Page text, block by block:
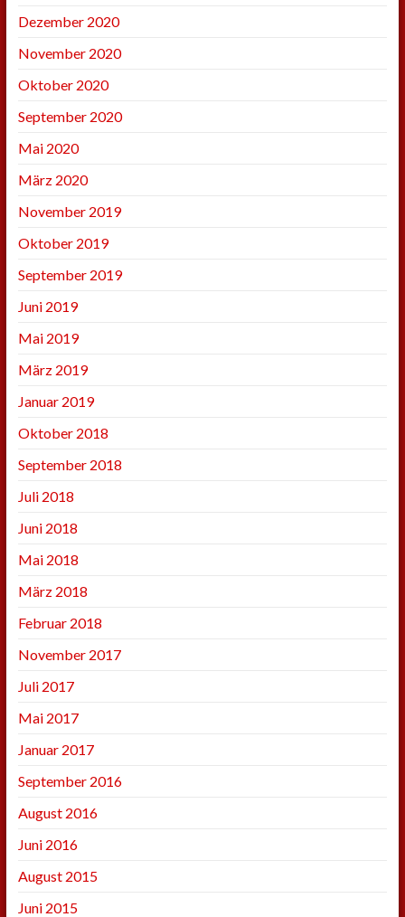
Dezember 2020
November 2020
Oktober 2020
September 2020
Mai 2020
März 2020
November 2019
Oktober 2019
September 2019
Juni 2019
Mai 2019
März 2019
Januar 2019
Oktober 2018
September 2018
Juli 2018
Juni 2018
Mai 2018
März 2018
Februar 2018
November 2017
Juli 2017
Mai 2017
Januar 2017
September 2016
August 2016
Juni 2016
August 2015
Juni 2015